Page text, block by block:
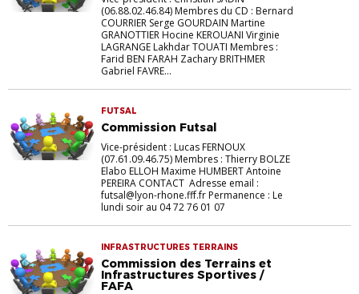
(06.88.02.46.84) Membres du CD : Bernard
COURRIER Serge GOURDAIN Martine
GRANOTTIER Hocine KEROUANI Virginie
LAGRANGE Lakhdar TOUATI Membres :
Farid BEN FARAH Zachary BRITHMER
Gabriel FAVRE...
FUTSAL
Commission Futsal
Vice-président : Lucas FERNOUX
(07.61.09.46.75) Membres : Thierry BOLZE
Elabo ELLOH Maxime HUMBERT Antoine
PEREIRA CONTACT Adresse email :
futsal@lyon-rhone.fff.fr Permanence : Le
lundi soir au 04 72 76 01 07
INFRASTRUCTURES TERRAINS
Commission des Terrains et
Infrastructures Sportives /
FAFA